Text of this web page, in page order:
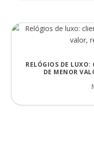
RELÓGIOS DE
DE MENOR